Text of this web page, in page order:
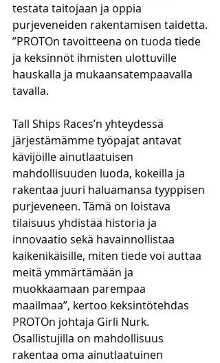
testata taitojaan ja oppia
purjeveneiden rakentamisen taidetta.
”PROTOn tavoitteena on tuoda tiede
ja keksinnöt ihmisten ulottuville
hauskalla ja mukaansatempaavalla
tavalla.
Tall Ships Races’n yhteydessä
järjestämämme työpajat antavat
kävijöille ainutlaatuisen
mahdollisuuden luoda, kokeilla ja
rakentaa juuri haluamansa tyyppisen
purjeveneen. Tämä on loistava
tilaisuus yhdistää historia ja
innovaatio sekä havainnollistaa
kaikenikäisille, miten tiede voi auttaa
meitä ymmärtämään ja
muokkaamaan parempaa
maailmaa”, kertoo keksintötehdas
PROTOn johtaja Girli Nurk.
Osallistujilla on mahdollisuus
rakentaa oma ainutlaatuinen